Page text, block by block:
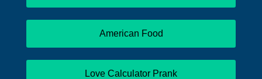
American Food
Love Calculator Prank